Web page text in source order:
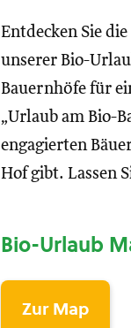
Entdecken Sie
unserer Bio-
Bauernhöfe für
„Urlaub am Bio-
engagierten
Hof gibt. Lassen
Bio-Urlaub
Zur Map